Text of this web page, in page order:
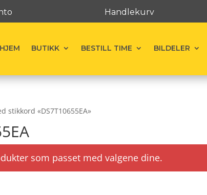
Handlekurv
HJEM BUTIKK BESTILL TIME BILDELER
stikkord «DS7T10655EA»
som passet med valgene dine.